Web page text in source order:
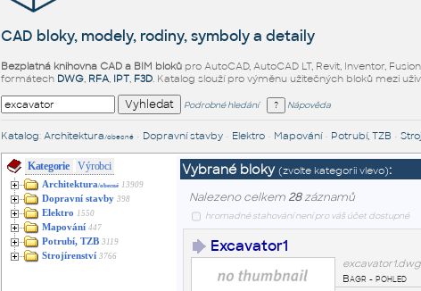
CAD bloky, modely, rodiny, symboly a detaily
Bezplatná knihovna CAD a BIM blokůpro AutoCAD, AutoCAD LT, Revit, Inventor,
formátech DWG, RFA, IPT, F3D. Katalog slouží pro výměnu užitečných bloků mezi
Podrobné hledání Nápověda
Katalog: Architektura /obecné• Dopravní stavby• Elektro• Mapování• Potrubí, TZB •
Kategorie Výrobci
Architektura/obecné 13909
Dopravní stavby 398
Elektro 1550
Mapování 447
Potrubí, TZB 3119
Strojírenství 3766
Vybrané bloky (zvolte kategorii vlevo):
Nalezeno celkem 28záznamů
hromadné stahování není pro váš účet dostupné
Excavator1
excavator1.dwg
Bagr - pohled